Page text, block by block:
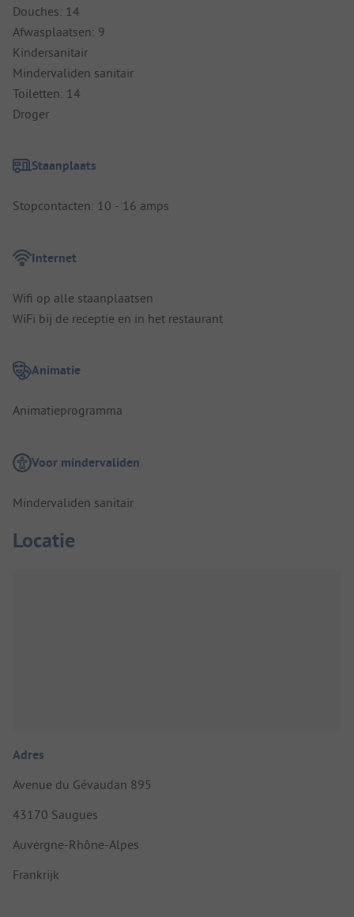
Douches: 14
Afwasplaatsen: 9
Kindersanitair
Mindervaliden sanitair
Toiletten: 14
Droger
Staanplaats
Stopcontacten: 10 - 16 amps
Internet
Wifi op alle staanplaatsen
WiFi bij de receptie en in het restaurant
Animatie
Animatieprogramma
Voor mindervaliden
Mindervaliden sanitair
Locatie
Adres
Avenue du Gévaudan 895
43170 Saugues
Auvergne-Rhône-Alpes
Frankrijk